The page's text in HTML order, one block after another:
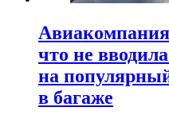
что не
на
в багаже